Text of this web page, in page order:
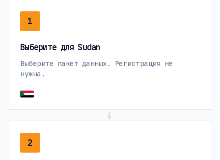
1
Выберите для Sudan
Выберите пакет данных. Регистрация не
нужна.
→
2